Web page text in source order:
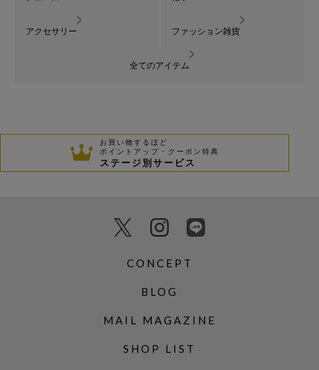
アクセサリー ファッション雑貨
全てのアイテム
お買い物するほど
ポイントアップ・クーポン特典
ステージ別サービス
CONCEPT
BLOG
MAIL MAGAZINE
SHOP LIST